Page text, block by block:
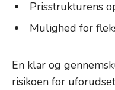
Prisstrukturens
Mulighed for
En klar og
risikoen for